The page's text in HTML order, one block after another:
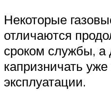
Некоторые
отличаются
сроком службы, а
капризничать
эксплуатации.